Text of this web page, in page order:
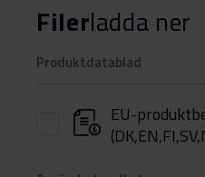
Filerladda ner
Produktdatablad
EU-